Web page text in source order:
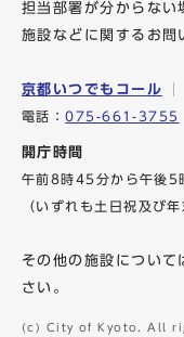
担当部署が分からない
施設などに関するお問
京都いつでもコール
電話：075-661-3755
開庁時間
午前8時45分から午後5
（いずれも土日祝及び
その他の施設について
さい。
(c) City of Kyoto. All